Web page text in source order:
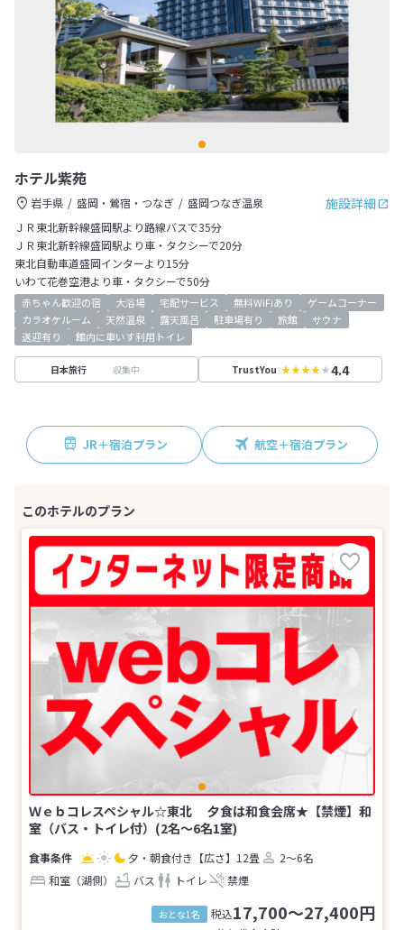
ホテル紫苑
施設詳細
岩手県 盛岡・鶯宿・つなぎ
盛岡つなぎ温泉
ＪＲ東北新幹線盛岡駅より路線バスで35分
ＪＲ東北新幹線盛岡駅より車・タクシーで20分
東北自動車道盛岡インターより15分
いわて花巻空港より車・タクシーで50分
赤ちゃん歓迎の宿 大浴場 宅配サービス 無料WiFiあり
ゲームコーナー
カラオケルーム
天然温泉 露天風呂 駐車場有り 旅館
サウナ
送迎有り
館内に車いす利用トイレ
日本旅行 収集中 TrustYou 4.4
JR＋宿泊プラン 航空＋宿泊プラン
Ｗｅｂコレスペシャル☆東北 夕食は和食会席★【禁煙】和
室（バス・トイレ付）(2名～6名1室)
夕・朝食付き 【広さ】12畳
2～6名
和室（湖側）
バス トイレ 禁煙
おとな1名 税込17,700～27,400円